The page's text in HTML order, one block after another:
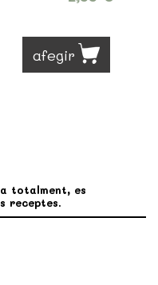
afegir
totalment, es
receptes.